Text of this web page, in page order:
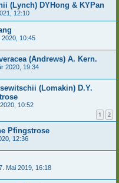
(Lynch) DYHong & KYPan
12:10
2020, 10:45
(Andrews) A. Kern.
2020, 19:34
(Lomakin) D.Y.
10:52
1 2
Pfingstrose
12:36
Mai 2019, 16:18